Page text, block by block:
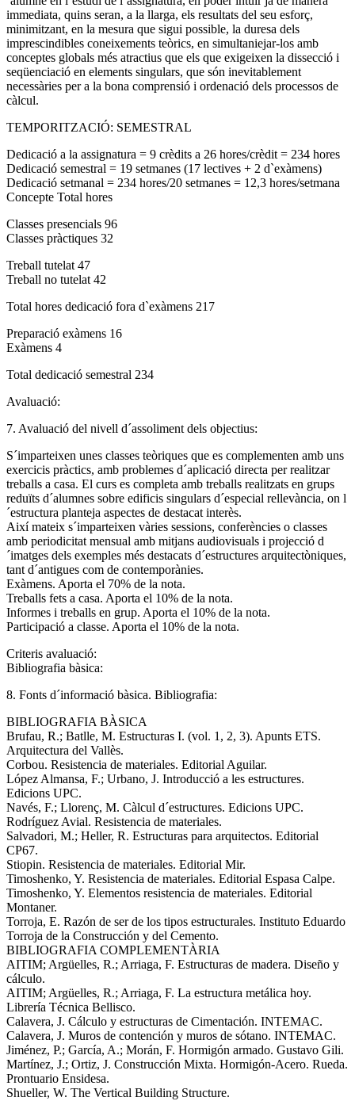
immediata, quins seran, a la llarga, els resultats del seu esforç,
minimitzant, en la mesura que sigui possible, la duresa dels
imprescindibles coneixements teòrics, en simultaniejar-los amb
conceptes globals més atractius que els que exigeixen la dissecció i
seqüenciació en elements singulars, que són inevitablement
necessàries per a la bona comprensió i ordenació dels processos de
càlcul.
TEMPORITZACIÓ: SEMESTRAL
Dedicació a la assignatura = 9 crèdits a 26 hores/crèdit = 234 hores
Dedicació semestral = 19 setmanes (17 lectives + 2 d`exàmens)
Dedicació setmanal = 234 hores/20 setmanes = 12,3 hores/setmana
Concepte Total hores
Classes presencials 96
Classes pràctiques 32
Treball tutelat 47
Treball no tutelat 42
Total hores dedicació fora d`exàmens 217
Preparació exàmens 16
Exàmens 4
Total dedicació semestral 234
Avaluació:
7. Avaluació del nivell d´assoliment dels objectius:
S´imparteixen unes classes teòriques que es complementen amb uns
exercicis pràctics, amb problemes d´aplicació directa per realitzar
treballs a casa. El curs es completa amb treballs realitzats en grups
reduïts d´alumnes sobre edificis singulars d´especial rellevància, on l
´estructura planteja aspectes de destacat interès.
Així mateix s´imparteixen vàries sessions, conferències o classes
amb periodicitat mensual amb mitjans audiovisuals i projecció d
´imatges dels exemples més destacats d´estructures arquitectòniques,
tant d´antigues com de contemporànies.
Exàmens. Aporta el 70% de la nota.
Treballs fets a casa. Aporta el 10% de la nota.
Informes i treballs en grup. Aporta el 10% de la nota.
Participació a classe. Aporta el 10% de la nota.
Criteris avaluació:
Bibliografia bàsica:
8. Fonts d´informació bàsica. Bibliografia:
BIBLIOGRAFIA BÀSICA
Brufau, R.; Batlle, M. Estructuras I. (vol. 1, 2, 3). Apunts ETS.
Arquitectura del Vallès.
Corbou. Resistencia de materiales. Editorial Aguilar.
López Almansa, F.; Urbano, J. Introducció a les estructures.
Edicions UPC.
Navés, F.; Llorenç, M. Càlcul d´estructures. Edicions UPC.
Rodríguez Avial. Resistencia de materiales.
Salvadori, M.; Heller, R. Estructuras para arquitectos. Editorial
CP67.
Stiopin. Resistencia de materiales. Editorial Mir.
Timoshenko, Y. Resistencia de materiales. Editorial Espasa Calpe.
Timoshenko, Y. Elementos resistencia de materiales. Editorial
Montaner.
Torroja, E. Razón de ser de los tipos estructurales. Instituto Eduardo
Torroja de la Construcción y del Cemento.
BIBLIOGRAFIA COMPLEMENTÀRIA
AITIM; Argüelles, R.; Arriaga, F. Estructuras de madera. Diseño y
cálculo.
AITIM; Argüelles, R.; Arriaga, F. La estructura metálica hoy.
Librería Técnica Bellisco.
Calavera, J. Cálculo y estructuras de Cimentación. INTEMAC.
Calavera, J. Muros de contención y muros de sótano. INTEMAC.
Jiménez, P.; García, A.; Morán, F. Hormigón armado. Gustavo Gili.
Martínez, J.; Ortiz, J. Construcción Mixta. Hormigón-Acero. Rueda.
Prontuario Ensidesa.
Shueller, W. The Vertical Building Structure.